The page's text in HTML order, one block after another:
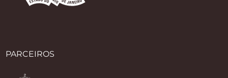
PARCEIROS